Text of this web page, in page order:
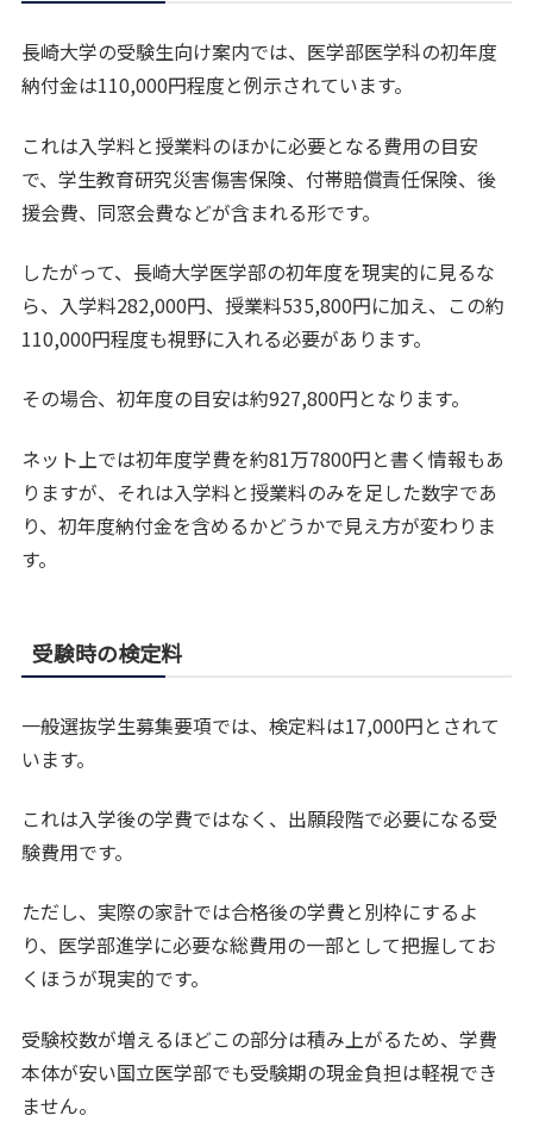
長崎大学の受験生向け案内では、医学部医学科の初年度
納付金は110,000円程度と例示されています。
これは入学料と授業料のほかに必要となる費用の目安
で、学生教育研究災害傷害保険、付帯賠償責任保険、後
援会費、同窓会費などが含まれる形です。
したがって、長崎大学医学部の初年度を現実的に見るな
ら、入学料282,000円、授業料535,800円に加え、この約
110,000円程度も視野に入れる必要があります。
その場合、初年度の目安は約927,800円となります。
ネット上では初年度学費を約81万7800円と書く情報もあ
りますが、それは入学料と授業料のみを足した数字であ
り、初年度納付金を含めるかどうかで見え方が変わりま
す。
受験時の検定料
一般選抜学生募集要項では、検定料は17,000円とされて
います。
これは入学後の学費ではなく、出願段階で必要になる受
験費用です。
ただし、実際の家計では合格後の学費と別枠にするよ
り、医学部進学に必要な総費用の一部として把握してお
くほうが現実的です。
受験校数が増えるほどこの部分は積み上がるため、学費
本体が安い国立医学部でも受験期の現金負担は軽視でき
ません。